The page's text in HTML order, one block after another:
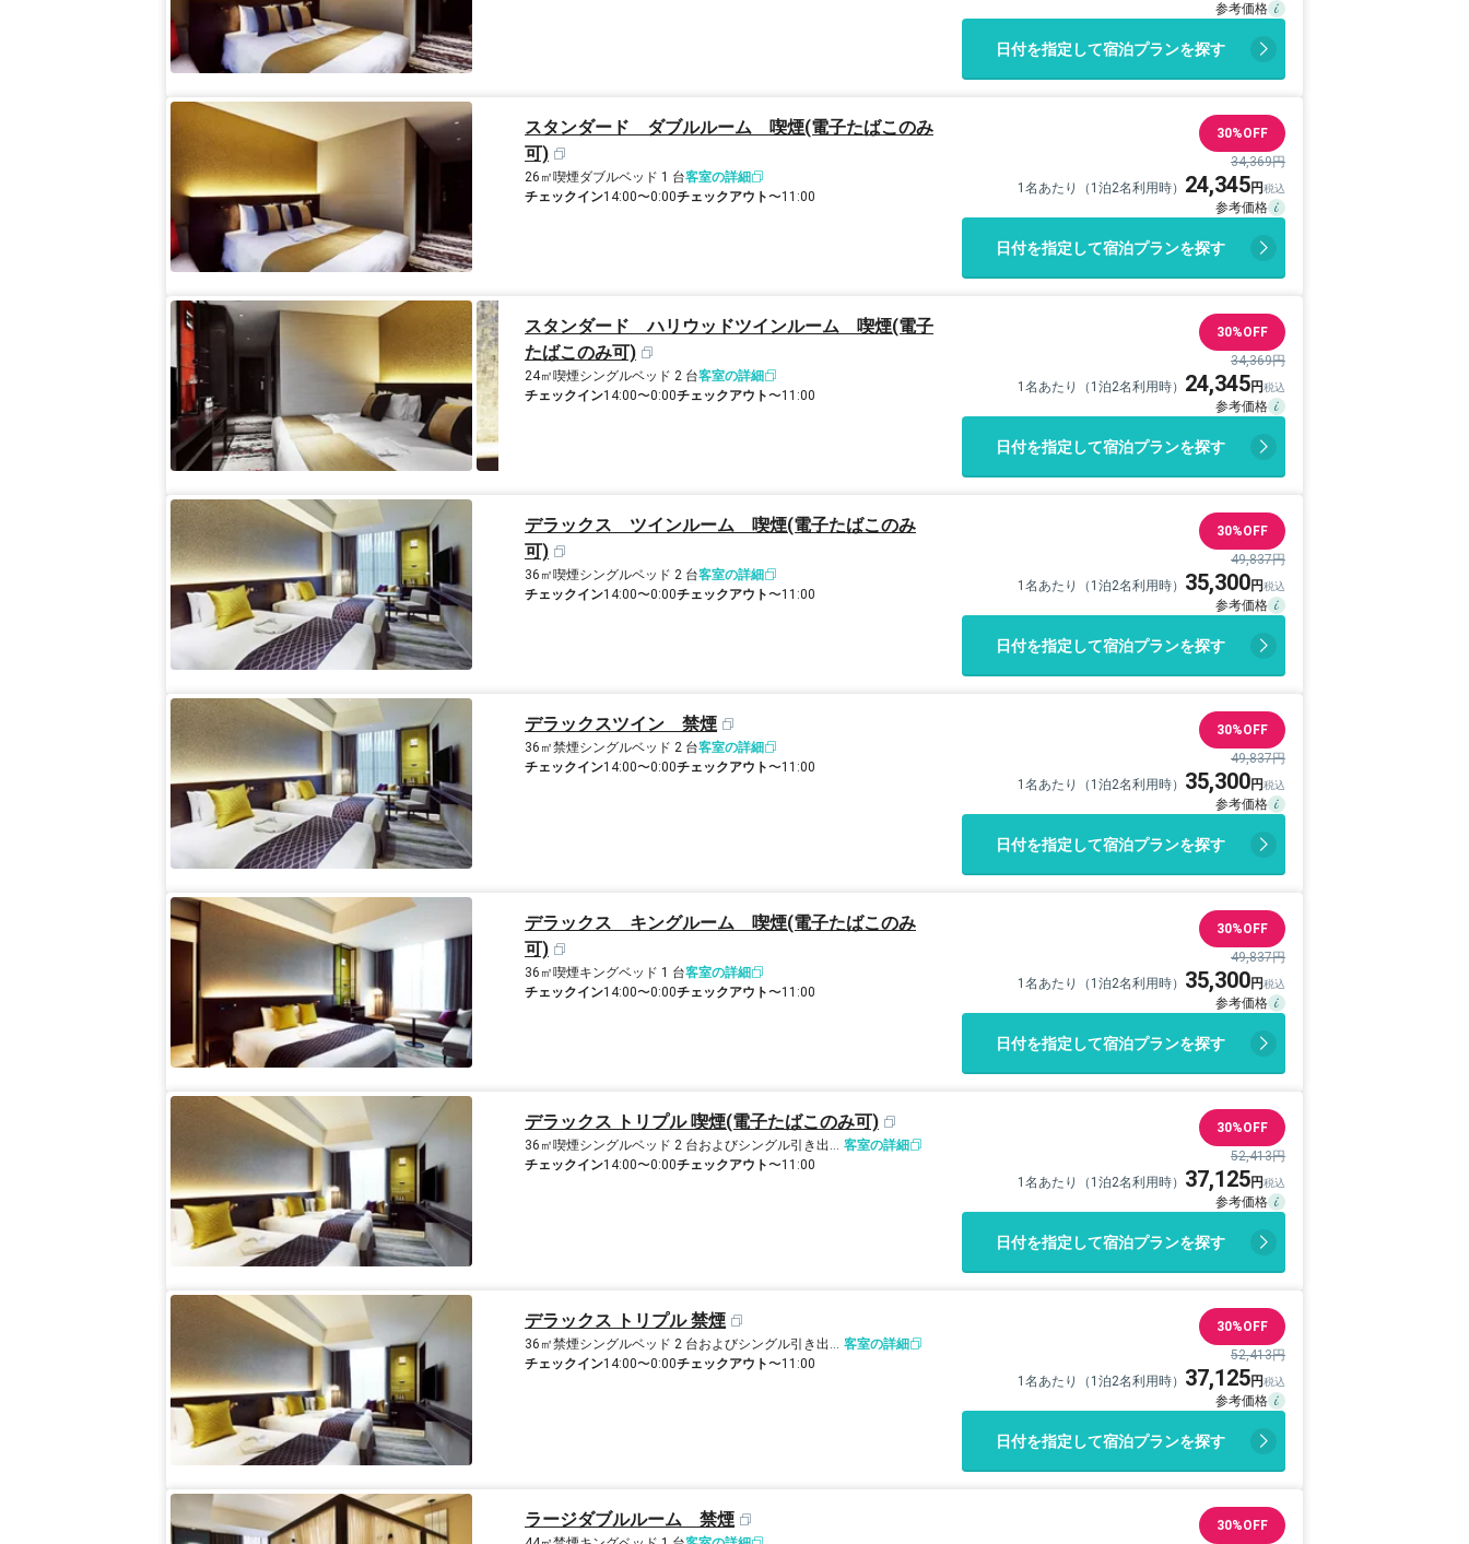
日付を指定して宿泊プランを探す
スタンダード ダブルルーム 喫煙(電子たばこのみ
可)
26㎡喫煙ダブルベッド 1 台客室の詳細
チェックイン14:00〜0:00チェックアウト〜11:00
30%OFF
34,369円
1名あたり（1泊2名利用時） 24,345
日付を指定して宿泊プランを探す
スタンダード ハリウッドツインルーム 喫煙(電子
たばこのみ可)
24㎡喫煙シングルベッド 2 台客室の詳細
チェックイン14:00〜0:00チェックアウト〜11:00
30%OFF
34,369円
1名あたり（1泊2名利用時） 24,345
日付を指定して宿泊プランを探す
デラックス ツインルーム 喫煙(電子たばこのみ
可)
36㎡喫煙シングルベッド 2 台客室の詳細
チェックイン14:00〜0:00チェックアウト〜11:00
30%OFF
49,837円
1名あたり（1泊2名利用時） 35,300
日付を指定して宿泊プランを探す
デラックスツイン 禁煙
36㎡禁煙シングルベッド 2 台客室の詳細
チェックイン14:00〜0:00チェックアウト〜11:00
30%OFF
49,837円
1名あたり（1泊2名利用時） 35,300
日付を指定して宿泊プランを探す
デラックス キングルーム 喫煙(電子たばこのみ
可)
36㎡喫煙キングベッド 1 台客室の詳細
チェックイン14:00〜0:00チェックアウト〜11:00
30%OFF
49,837円
1名あたり（1泊2名利用時） 35,300
日付を指定して宿泊プランを探す
デラックス トリプル 喫煙(電子たばこのみ可)
36㎡喫煙 シングルベッド 2 台およびシングル引き出し式ベッド 1 台 客室の詳細
チェックイン14:00〜0:00チェックアウト〜11:00
30%OFF
52,413円
1名あたり（1泊2名利用時） 37,125
日付を指定して宿泊プランを探す
デラックス トリプル 禁煙
36㎡禁煙 シングルベッド 2 台およびシングル引き出し式ベッド 1 台 客室の詳細
チェックイン14:00〜0:00チェックアウト〜11:00
30%OFF
52,413円
1名あたり（1泊2名利用時） 37,125
日付を指定して宿泊プランを探す
ラージダブルルーム 禁煙 30%OFF